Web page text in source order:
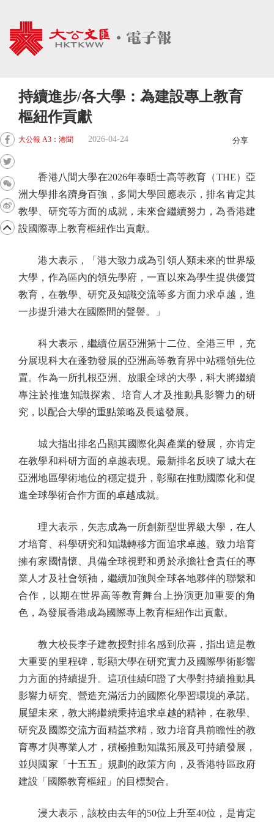
持續進步/各大學：為建設專上教育
樞紐作貢獻
大公報 A3：港聞 2026-04-24 分享
香港八間大學在2026年泰晤士高等教育（THE）亞
洲大學排名躋身百強，多間大學回應表示，排名肯定其
教學、研究等方面的成就，未來會繼續努力，為香港建
設國際專上教育樞紐作出貢獻。
港大表示，「港大致力成為引領人類未來的世界級
大學，作為區內的領先學府，一直以來為學生提供優質
教育，在教學、研究及知識交流等多方面力求卓越，進
一步提升港大在國際間的聲譽。」
科大表示，繼續位居亞洲第十二位、全港三甲，充
分展現科大在蓬勃發展的亞洲高等教育界中站穩領先位
置。作為一所扎根亞洲、放眼全球的大學，科大將繼續
專注於推進知識探索、培育人才及推動具影響力的研
究，以配合大學的重點策略及長遠發展。
城大指出排名凸顯其國際化與產業的發展，亦肯定
在教學和科研方面的卓越表現。最新排名反映了城大在
亞洲地區學術地位的穩定提升，彰顯在推動國際化和促
進全球學術合作方面的卓越成就。
理大表示，矢志成為一所創新型世界級大學，在人
才培育、科學研究和知識轉移方面追求卓越。致力培育
擁有家國情懷、具備全球視野和勇於承擔社會責任的專
業人才及社會領袖，繼續加強與全球各地夥伴的聯繫和
合作，以期在世界高等教育舞台上扮演更加重要的角
色，為發展香港成為國際專上教育樞紐作出貢獻。
教大校長李子建教授對排名感到欣喜，指出這是教
大重要的里程碑，彰顯大學在研究實力及國際學術影響
力方面的持續提升。這項佳績印證了大學對持續推動具
影響力研究、營造充滿活力的國際化學習環境的承諾。
展望未來，教大將繼續秉持追求卓越的精神，在教學、
研究及國際交流方面精益求精，致力培育具前瞻性的教
育專才與專業人才，積極推動知識拓展及可持續發展，
並與國家「十五五」規劃的政策方向，及香港特區政府
建設「國際教育樞紐」的目標契合。
浸大表示，該校由去年的50位上升至40位，是肯定